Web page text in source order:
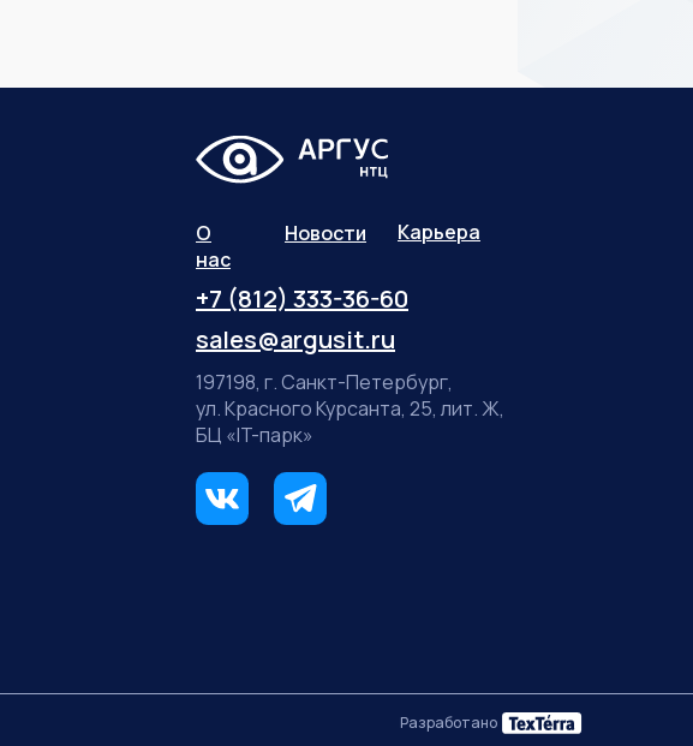
О
нас
+7 (812) 333-36-60
sales@argusit.ru
Новости Карьера
197198, г. Санкт-Петербург,
ул. Красного Курсанта, 25, лит. Ж,
БЦ «IT-парк»
Разработано